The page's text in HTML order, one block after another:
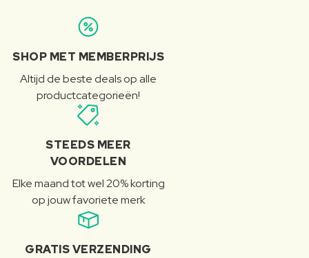
SHOP MET MEMBERPRIJS
Altijd de beste deals op alle
productcategorieën!
STEEDS MEER
VOORDELEN
Elke maand tot wel 20% korting
op jouw favoriete merk
GRATIS VERZENDING